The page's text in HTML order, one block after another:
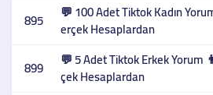
895 💬 100 Adet Tiktok Kadın
erçek Hesaplardan
899 💬 5 Adet Tiktok Erkek Yorum
çek Hesaplardan